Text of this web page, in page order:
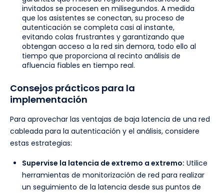
invitados se procesen en milisegundos. A medida
que los asistentes se conectan, su proceso de
autenticación se completa casi al instante,
evitando colas frustrantes y garantizando que
obtengan acceso a la red sin demora, todo ello al
tiempo que proporciona al recinto análisis de
afluencia fiables en tiempo real.
Consejos prácticos para la
implementación
Para aprovechar las ventajas de baja latencia de una red
cableada para la autenticación y el análisis, considere
estas estrategias:
Supervise la latencia de extremo a extremo: Utilice
herramientas de monitorización de red para realizar
un seguimiento de la latencia desde sus puntos de